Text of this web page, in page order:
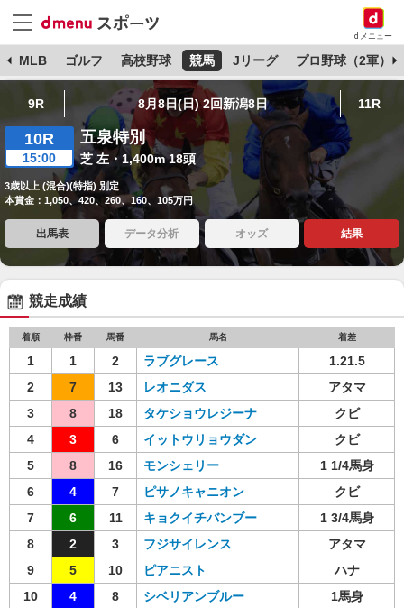
dメニュー
MLB ゴルフ 高校野球 競馬 Jリーグ プロ野球（2軍）
9R 8月8日(日) 2回新潟8日 11R
10R
15:00
五泉特別
芝 左・1,400m 18頭
3歳以上 (混合)(特指) 別定
本賞金：1,050、420、260、160、105万円
出馬表 データ分析 オッズ 結果
競走成績
着順 枠番 馬番 馬名 着差
1 1 2 ラブグレース
1.21.5
2
7 13 レオニダス
アタマ
3
8 18 タケショウレジーナ
クビ
4
3 6 イットウリョウダン
クビ
5
8 16 モンシェリー
1 1/4馬身
6
4 7 ピサノキャニオン
クビ
7
6 11 キョクイチバンブー
1 3/4馬身
8
2 3 フジサイレンス
アタマ
9
5 10 ピアニスト
ハナ
10
4 8 シベリアンブルー
1馬身